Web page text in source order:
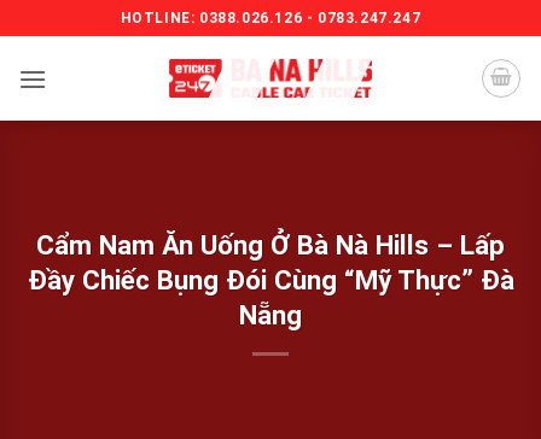
qua
nội
HOTLINE: 0388.026.126 - 0783.247.247
Cẩm Nam Ăn Uống Ở Bà Nà Hills – Lấp
Đầy Chiếc Bụng Đói Cùng “Mỹ Thực” Đà
Nẵng